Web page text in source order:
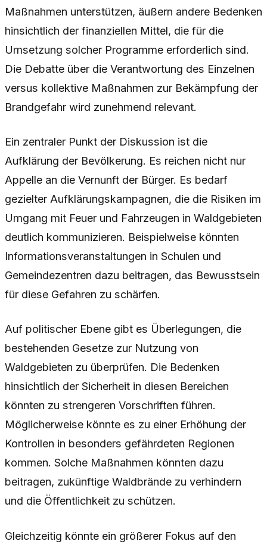
Maßnahmen unterstützen, äußern andere Bedenken
hinsichtlich der finanziellen Mittel, die für die
Umsetzung solcher Programme erforderlich sind.
Die Debatte über die Verantwortung des Einzelnen
versus kollektive Maßnahmen zur Bekämpfung der
Brandgefahr wird zunehmend relevant.
Ein zentraler Punkt der Diskussion ist die
Aufklärung der Bevölkerung. Es reichen nicht nur
Appelle an die Vernunft der Bürger. Es bedarf
gezielter Aufklärungskampagnen, die die Risiken im
Umgang mit Feuer und Fahrzeugen in Waldgebieten
deutlich kommunizieren. Beispielweise könnten
Informationsveranstaltungen in Schulen und
Gemeindezentren dazu beitragen, das Bewusstsein
für diese Gefahren zu schärfen.
Auf politischer Ebene gibt es Überlegungen, die
bestehenden Gesetze zur Nutzung von
Waldgebieten zu überprüfen. Die Bedenken
hinsichtlich der Sicherheit in diesen Bereichen
könnten zu strengeren Vorschriften führen.
Möglicherweise könnte es zu einer Erhöhung der
Kontrollen in besonders gefährdeten Regionen
kommen. Solche Maßnahmen könnten dazu
beitragen, zukünftige Waldbrände zu verhindern
und die Öffentlichkeit zu schützen.
Gleichzeitig könnte ein größerer Fokus auf den